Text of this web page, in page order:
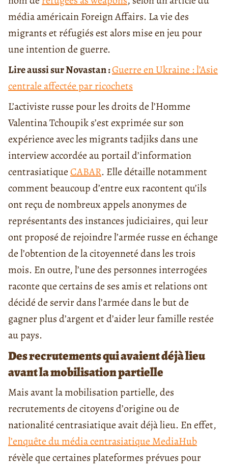
média américain Foreign Affairs. La vie des
migrants et réfugiés est alors mise en jeu pour
une intention de guerre.
Lire aussi sur Novastan :Guerre en Ukraine : l’Asie
centrale affectée par ricochets
L’activiste russe pour les droits de l’Homme
Valentina Tchoupik s’est exprimée sur son
expérience avec les migrants tadjiks dans une
interview accordée au portail d’information
centrasiatiqueCABAR. Elle détaille notamment
comment beaucoup d’entre eux racontent qu’ils
ont reçu de nombreux appels anonymes de
représentants des instances judiciaires, qui leur
ont proposé de rejoindre l’armée russe en échange
de l’obtention de la citoyenneté dans les trois
mois. En outre, l’une des personnes interrogées
raconte que certains de ses amis et relations ont
décidé de servir dans l’armée dans le but de
gagner plus d’argent et d’aider leur famille restée
au pays.
Des recrutements qui avaient déjà lieu
avant la mobilisation partielle
Mais avant la mobilisation partielle, des
recrutements de citoyens d’origine ou de
nationalité centrasiatique avait déjà lieu. En effet,
l’enquête du média centrasiatique MediaHub
révèle que certaines plateformes prévues pour